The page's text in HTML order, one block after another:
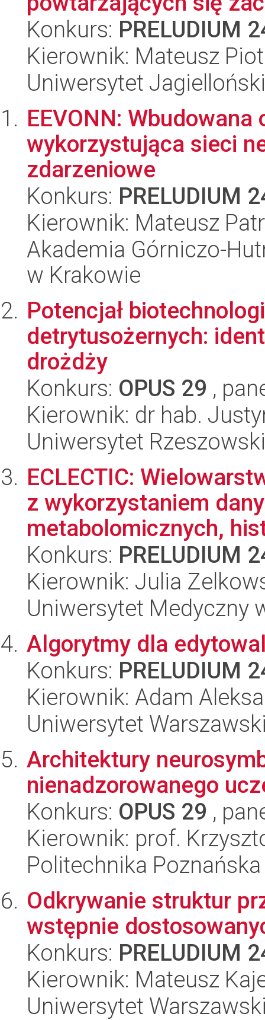
Konkurs: PRELUDIUM
Kierownik: Mateusz
Uniwersytet Jagielloński
EEVONN:
wykorzystująca sieci
zdarzeniowe
Konkurs: PRELUDIUM
Kierownik: Mateusz
Akademia Górniczo-
w Krakowie
Potencjał
detrytusożernych:
drożdży
Konkurs: OPUS 29 ,
Kierownik: dr hab.
Uniwersytet Rzeszowski
ECLECTIC:
z wykorzystaniem
metabolomicznych,
Konkurs: PRELUDIUM
Kierownik: Julia
Uniwersytet Medyczny
Algorytmy dla
Konkurs: PRELUDIUM
Kierownik: Adam
Uniwersytet
Architektury
nienadzorowanego
Konkurs: OPUS 29 ,
Kierownik: prof.
Politechnika Poznańska
Odkrywanie struktur
wstępnie
Konkurs: PRELUDIUM
Kierownik: Mateusz
Uniwersytet